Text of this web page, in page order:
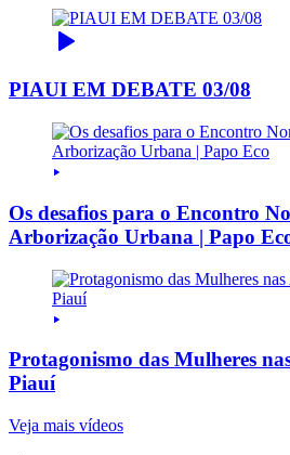
PIAUI EM DEBATE 03/08
Os desafios para o Encontro
Arborização Urbana | Papo
Protagonismo das Mulheres
Piauí
Veja mais vídeos